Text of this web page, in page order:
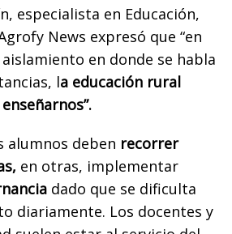
especialista en Educación,
News expresó que “en
en donde se habla
la educación rural
alumnos deben recorrer
en otras, implementar
dado que se dificulta
diariamente. Los docentes y